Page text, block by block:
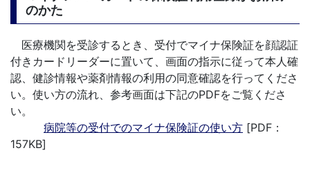
のかた
医療機関を受診するとき、受付でマイナ保険証を顔認証
付きカードリーダーに置いて、画面の指示に従って本人確
認、健診情報や薬剤情報の利用の同意確認を行ってくださ
い。使い方の流れ、参考画面は下記のPDFをご覧くださ
い。
病院等の受付でのマイナ保険証の使い方 [PDF：
157KB]